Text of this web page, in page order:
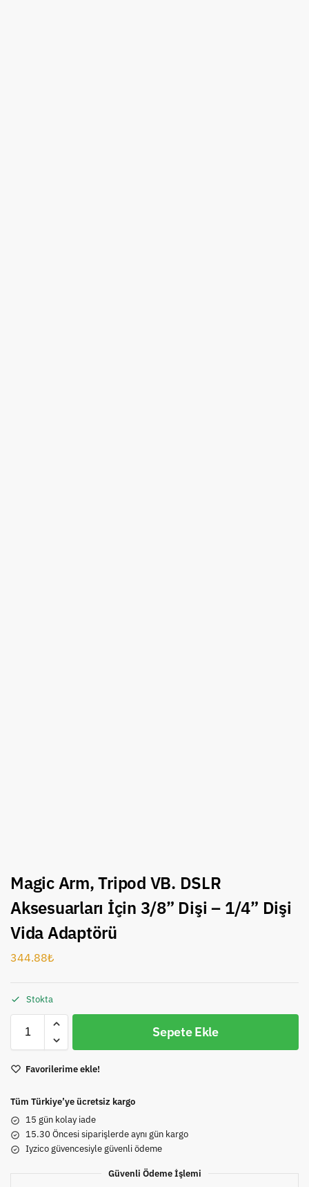
Magic Arm, Tripod VB. DSLR
Aksesuarları İçin 3/8” Dişi – 1/4” Dişi
Vida Adaptörü
344.88₺
Stokta
Sepete Ekle
Favorilerime ekle!
Tüm Türkiye’ye ücretsiz kargo
15 gün kolay iade
15.30 Öncesi siparişlerde aynı gün kargo
Iyzico güvencesiyle güvenli ödeme
Güvenli Ödeme İşlemi